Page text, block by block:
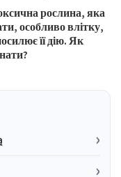
рослина, яка
особливо влітку,
її дію. Як